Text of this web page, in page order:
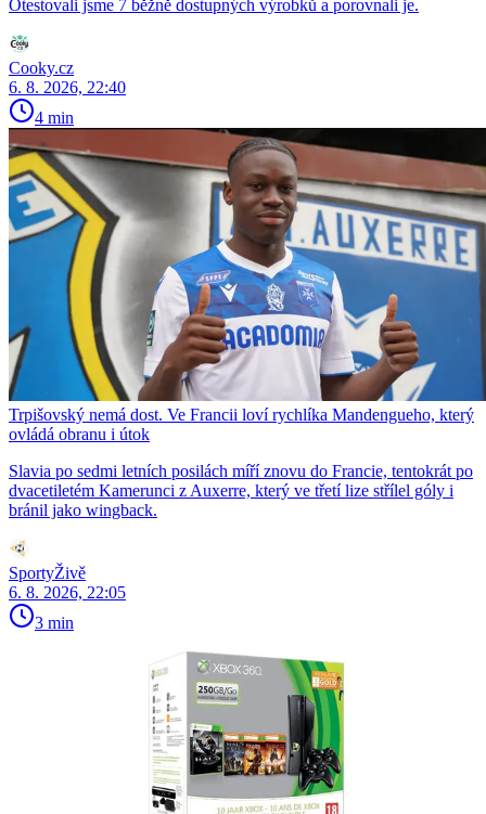
Otestovali jsme 7 běžně dostupných výrobků a porovnali je.
Cooky.cz
6. 8. 2026, 22:40
4 min
Trpišovský nemá dost. Ve Francii loví rychlíka Mandengueho, který
ovládá obranu i útok
Slavia po sedmi letních posilách míří znovu do Francie, tentokrát po
dvacetiletém Kamerunci z Auxerre, který ve třetí lize střílel góly i
bránil jako wingback.
SportyŽivě
6. 8. 2026, 22:05
3 min